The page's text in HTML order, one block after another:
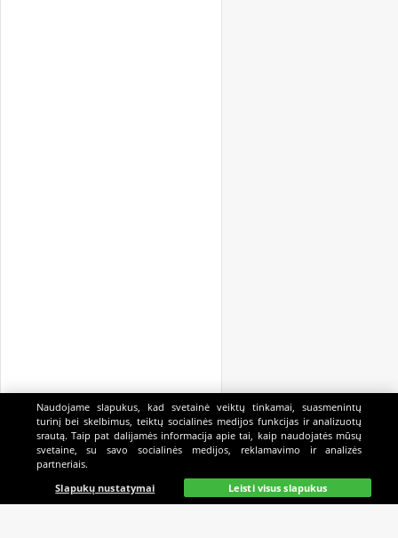
Pagrindinis Gyvai Paieška Mano Kazino
Naudojame slapukus, kad svetainė veiktų tinkamai, suasmenintų
turinį bei skelbimus, teiktų socialinės medijos funkcijas ir analizuotų
srautą. Taip pat dalijamės informacija apie tai, kaip naudojatės mūsų
svetaine, su savo socialinės medijos, reklamavimo ir analizės
partneriais.
Slapukų nustatymai
Leisti visus slapukus